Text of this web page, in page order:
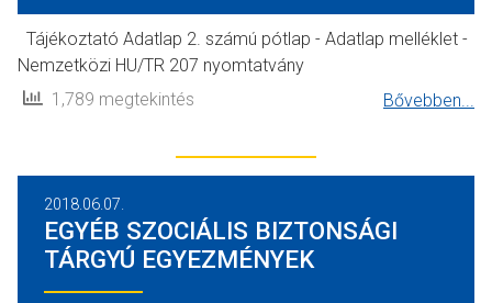
Tájékoztató Adatlap 2. számú pótlap - Adatlap melléklet -
Nemzetközi HU/TR 207 nyomtatvány
1,789 megtekintés
Bővebben...
2018.06.07.
EGYÉB SZOCIÁLIS BIZTONSÁGI
TÁRGYÚ EGYEZMÉNYEK